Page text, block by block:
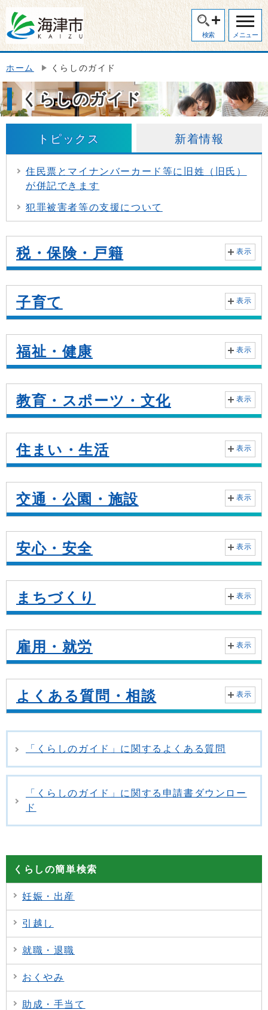
検索 メニュー
ホーム くらしのガイド
くらしのガイド
トピックス 新着情報
住民票とマイナンバーカード等に旧姓（旧氏）
が併記できます
犯罪被害者等の支援について
税・保険・戸籍 表示
子育て 表示
福祉・健康 表示
教育・スポーツ・文化 表示
住まい・生活 表示
交通・公園・施設 表示
安心・安全 表示
まちづくり 表示
雇用・就労 表示
よくある質問・相談 表示
「くらしのガイド」に関するよくある質問
「くらしのガイド」に関する申請書ダウンロー
ド
くらしの簡単検索
妊娠・出産
引越し
就職・退職
おくやみ
助成・手当て